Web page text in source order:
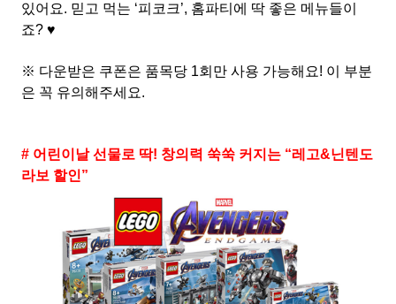
있어요. 믿고 먹는 ‘피코크’, 홈파티에 딱 좋은 메뉴들이
죠? ♥
※ 다운받은 쿠폰은 품목당 1회만 사용 가능해요! 이 부분
은 꼭 유의해주세요.
# 어린이날 선물로 딱! 창의력 쑥쑥 커지는 “레고&닌텐도
라보 할인”